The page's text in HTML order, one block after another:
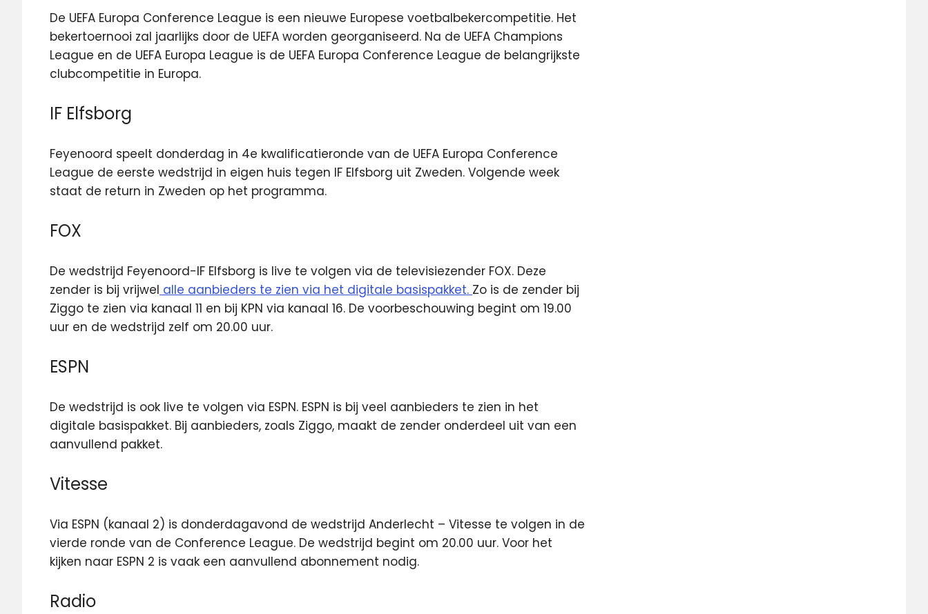
De UEFA Europa Conference League is een nieuwe Europese voetbalbekercompetitie. Het
bekertoernooi zal jaarlijks door de UEFA worden georganiseerd. Na de UEFA Champions
League en de UEFA Europa League is de UEFA Europa Conference League de belangrijkste
clubcompetitie in Europa.
IF Elfsborg
Feyenoord speelt donderdag in 4e kwalificatieronde van de UEFA Europa Conference
League de eerste wedstrijd in eigen huis tegen IF Elfsborg uit Zweden. Volgende week
staat de return in Zweden op het programma.
FOX
De wedstrijd Feyenoord-IF Elfsborg is live te volgen via de televisiezender FOX. Deze
zender is bij vrijwel alle aanbieders te zien via het digitale basispakket. Zo is de zender bij
Ziggo te zien via kanaal 11 en bij KPN via kanaal 16. De voorbeschouwing begint om 19.00
uur en de wedstrijd zelf om 20.00 uur.
ESPN
De wedstrijd is ook live te volgen via ESPN. ESPN is bij veel aanbieders te zien in het
digitale basispakket. Bij aanbieders, zoals Ziggo, maakt de zender onderdeel uit van een
aanvullend pakket.
Vitesse
Via ESPN (kanaal 2) is donderdagavond de wedstrijd Anderlecht – Vitesse te volgen in de
vierde ronde van de Conference League. De wedstrijd begint om 20.00 uur. Voor het
kijken naar ESPN 2 is vaak een aanvullend abonnement nodig.
Radio